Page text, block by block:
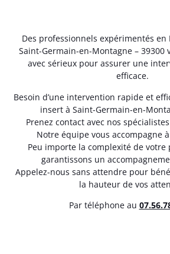
Des professionnels expérimentés en
Saint-Germain-en-Montagne – 39300
avec sérieux pour assurer une
efficace.
Besoin d’une intervention rapide et
insert à Saint-Germain-en-
Prenez contact avec nos
Notre équipe vous accompagne
Peu importe la complexité de votre
garantissons un
Appelez-nous sans attendre pour
la hauteur de vos
Par téléphone au